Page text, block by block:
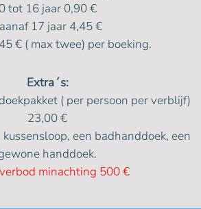
0 tot 16 jaar 0,90 €
17 jaar 4,45 €
€ ( max twee) per boeking.
Extra´s:
( per persoon per verblijf)
23,00 €
een badhanddoek, een
handdoek.
minachting 500 €